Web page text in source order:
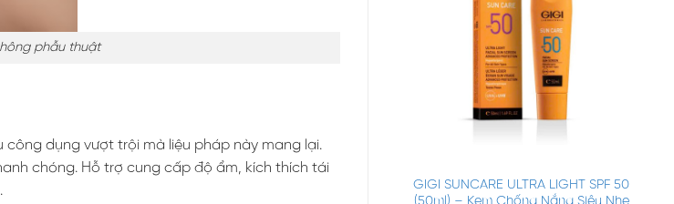
phẫu thuật
công dụng vượt trội mà liệu pháp này mang lại.
chóng. Hỗ trợ cung cấp độ ẩm, kích thích tái
GIGI SUNCARE ULTRA LIGHT SPF 50